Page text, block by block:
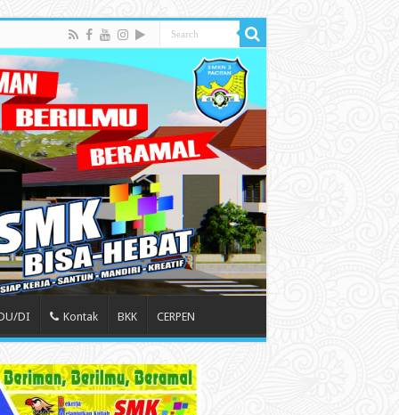
DI Kontak BKK CERPEN